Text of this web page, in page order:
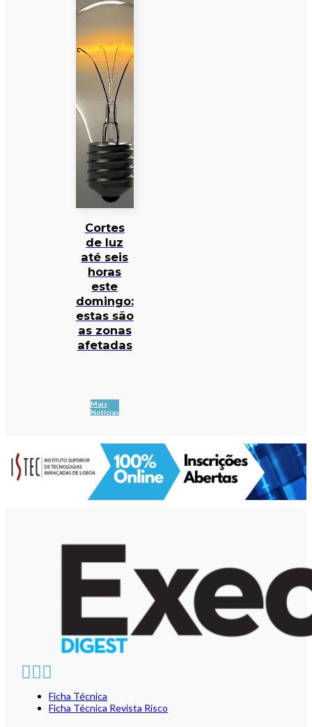
Cortes
de luz
até seis
horas
este
domingo:
estas são
as zonas
afetadas
Mais
Notícias
Ficha Técnica
Ficha Técnica Revista Risco